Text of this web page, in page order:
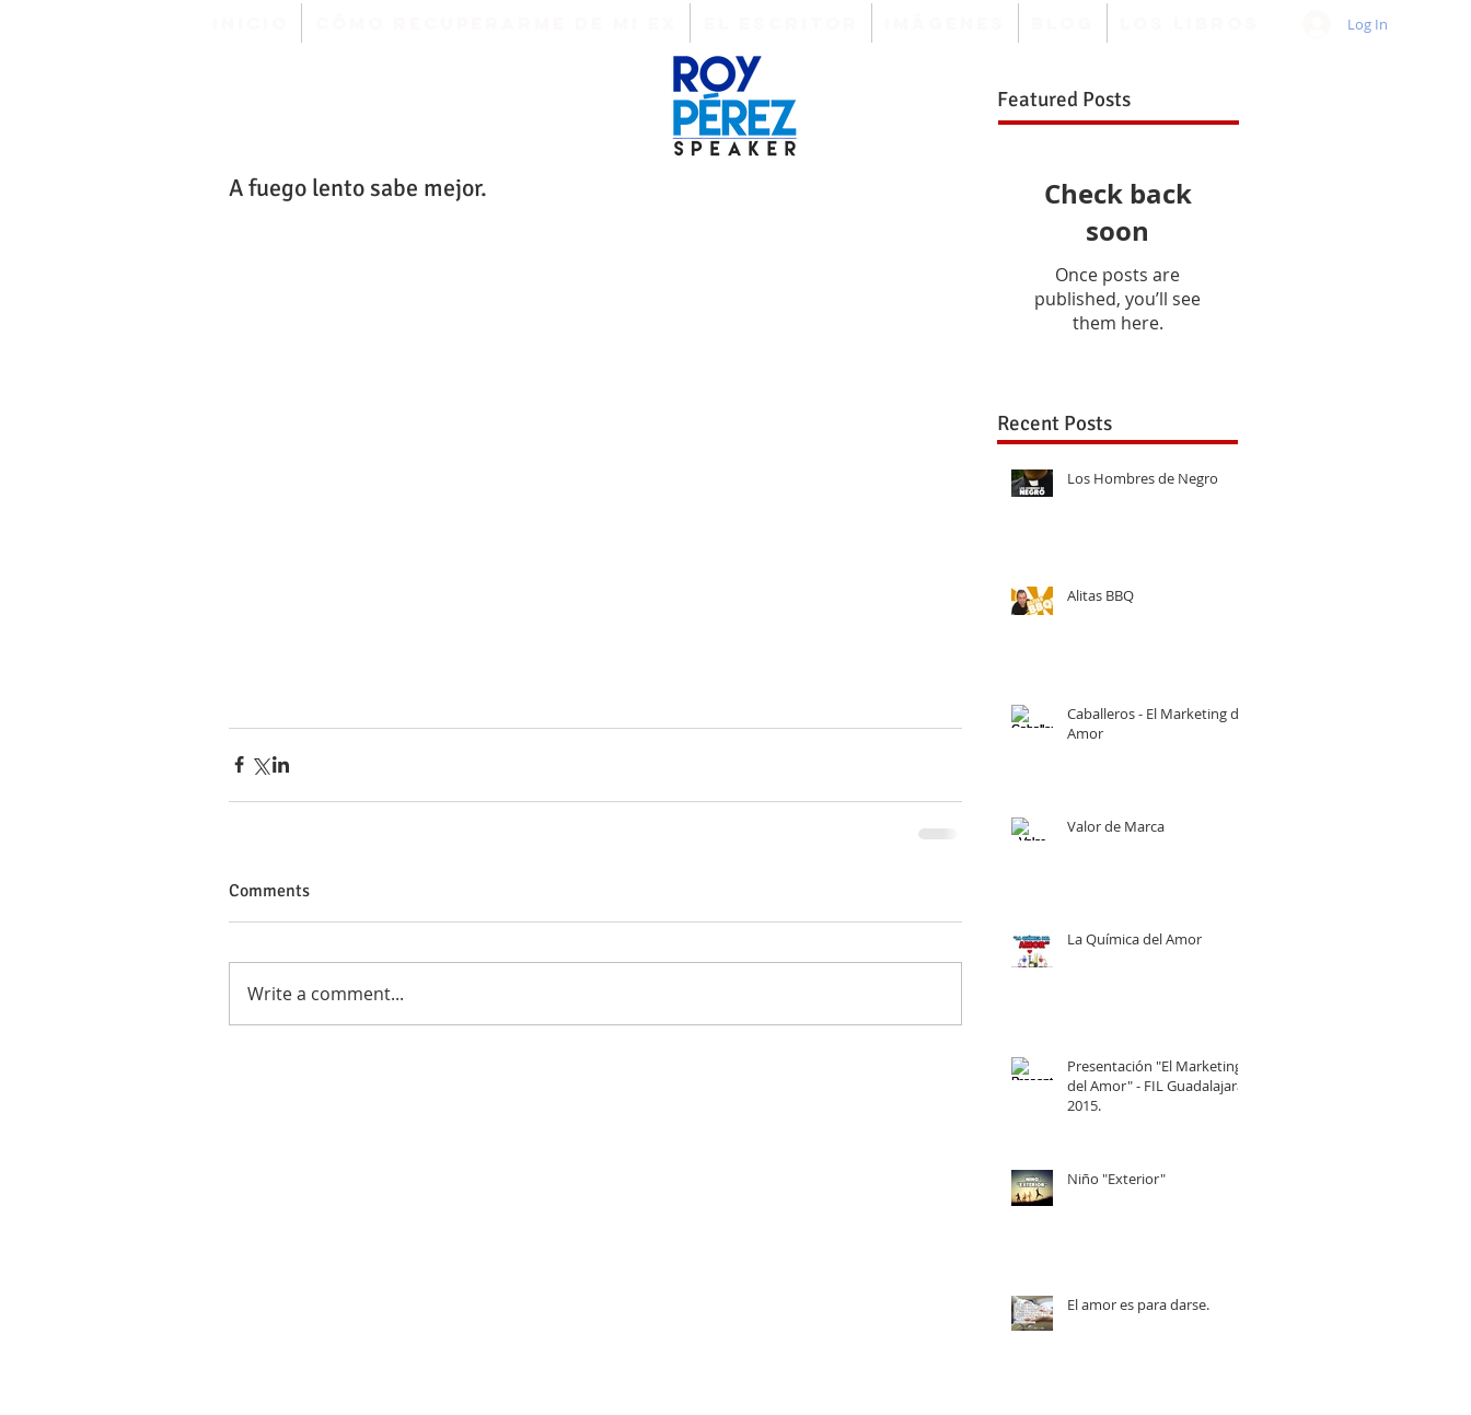
Log In
Featured Posts
A fuego lento sabe mejor.
Comments
Write a comment...
Check back
soon
Once posts are
published, you’ll see
them here.
Recent Posts
Los Hombres de Negro
Alitas BBQ
Caballeros - El Marketing del
Amor
Valor de Marca
La Química del Amor
Presentación "El Marketing
del Amor" - FIL Guadalajara
2015.
Niño "Exterior"
El amor es para darse.